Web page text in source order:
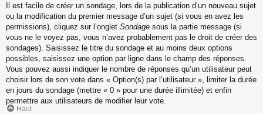
Il est facile de créer un sondage, lors de la publication d’un nouveau sujet
ou la modification du premier message d’un sujet (si vous en avez les
permissions), cliquez sur l’onglet Sondage sous la partie message (si
vous ne le voyez pas, vous n’avez probablement pas le droit de créer des
sondages). Saisissez le titre du sondage et au moins deux options
possibles, saisissez une option par ligne dans le champ des réponses.
Vous pouvez aussi indiquer le nombre de réponses qu’un utilisateur peut
choisir lors de son vote dans « Option(s) par l’utilisateur », limiter la durée
en jours du sondage (mettre « 0 » pour une durée illimitée) et enfin
permettre aux utilisateurs de modifier leur vote.
Haut